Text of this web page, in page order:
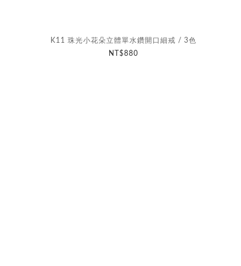
K11 珠光小花朵立體單水鑽開口細戒 / 3色
NT$880